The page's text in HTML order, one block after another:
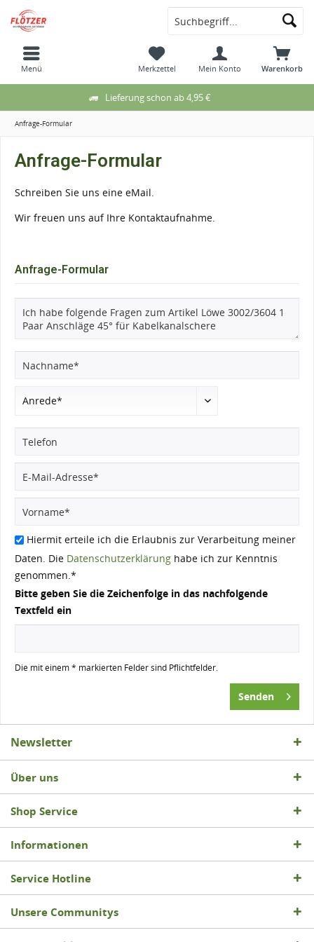
Menü Warenkorb
Merkzettel Mein Konto
Lieferung schon ab 4,95 €
Anfrage-Formular
Anfrage-Formular
Schreiben Sie uns eine eMail.
Wir freuen uns auf Ihre Kontaktaufnahme.
Anfrage-Formular
Hiermit erteile ich die Erlaubnis zur Verarbeitung meiner
Daten. Die Datenschutzerklärung habe ich zur Kenntnis
genommen.*
Bitte geben Sie die Zeichenfolge in das nachfolgende
Textfeld ein
Die mit einem * markierten Felder sind Pflichtfelder.
Senden
Newsletter
Über uns
Shop Service
Informationen
Service Hotline
Unsere Communitys